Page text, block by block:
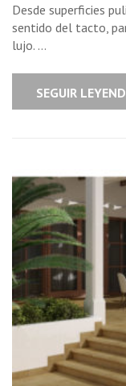
Desde superficies
sentido del tacto,
lujo. …
SEGUIR